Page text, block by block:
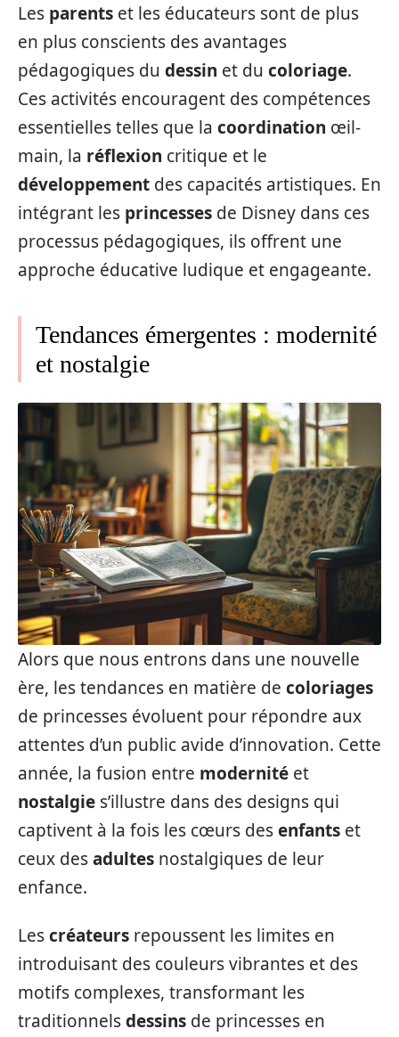
Les parents et les éducateurs sont de plus
en plus conscients des avantages
pédagogiques du dessin et du coloriage.
Ces activités encouragent des compétences
essentielles telles que la coordination œil-
main, la réflexion critique et le
développement des capacités artistiques. En
intégrant les princesses de Disney dans ces
processus pédagogiques, ils offrent une
approche éducative ludique et engageante.
Tendances émergentes : modernité
et nostalgie
Alors que nous entrons dans une nouvelle
ère, les tendances en matière de coloriages
de princesses évoluent pour répondre aux
attentes d’un public avide d’innovation. Cette
année, la fusion entre modernité et
nostalgie s’illustre dans des designs qui
captivent à la fois les cœurs desenfants et
ceux desadultes nostalgiques de leur
enfance.
Lescréateurs repoussent les limites en
introduisant des couleurs vibrantes et des
motifs complexes, transformant les
traditionnelsdessins de princesses en